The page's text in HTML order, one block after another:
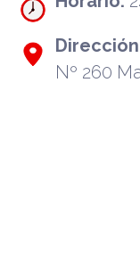
Nº 260